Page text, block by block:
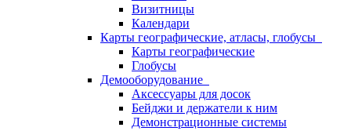
Визитницы
Календари
Карты географические, атласы, глобусы
Карты географические
Глобусы
Демооборудование
Аксессуары для досок
Бейджи и держатели к ним
Демонстрационные системы